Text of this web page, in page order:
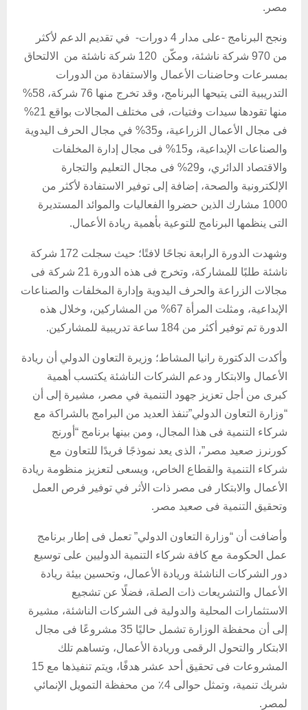
مصر.
ونجح البرنامج -على مدار 4 دورات- في تقديم الدعم لأكثر
من 970 شركة ناشئة، ومكّن 120 شركة ناشئة من الالتحاق
بمسرعات وحاضنات الأعمال والاستفادة من الدورات
التدريبية التى يتيحها البرنامج، وقد تخرج منها 76 شركة، 58%
منها تقودها سيدات وفتيات، فى مختلف المجالات بواقع 21%
فى مجال الأعمال الزراعية، و35% في مجال الحرف اليدوية
والصناعات الإبداعية، و15% فى مجال إدارة المخلفات
والاقتصاد الدائري، و29% فى مجال التعليم والتجارة
الإلكترونية والصحة، إضافة إلى توفير الاستفادة لأكثر من
1000 مشارك الذين حضروا الفعاليات والموائد المستديرة
التى ينظمها البرنامج للتوعية بأهمية ريادة الأعمال.
وشهدت الدورة الرابعة نجاحًا لافتًا؛ حيث سجلت 172 شركة
ناشئة طلبًا للمشاركة، وتخرج فى هذه الدورة 21 شركة فى
مجالات الزراعة والحرف اليدوية وإدارة المخلفات والصناعات
الإبداعية، ومثلت المرأة 67% من المشاركين، وخلال هذه
الدورة تم توفير أكثر من 184 ساعة تدريبية للمشاركين.
وأكدت الدكتورة رانيا المشاط؛ وزيرة التعاون الدولي أن ريادة
الأعمال والابتكار ودعم الشركات الناشئة يكتسب أهمية
كبرى من أجل تعزيز جهود التنمية في مصر، مشيرة إلى أن
“وزارة التعاون الدولي”تنفذ العديد من البرامج بالشراكة مع
شركاء التنمية فى هذا المجال، ومن بينها برنامج “أورنج
كورنرز صعيد مصر”، الذى يعد نموذجًا فريدًا للتعاون مع
شركاء التنمية والقطاع الخاص، ويسعى لتعزيز منظومة ريادة
الأعمال والابتكار فى مصر ذات الأثر في توفير فرص العمل
وتحقيق التنمية فى صعيد مصر.
وأضافت أن “وزارة التعاون الدولي” تعمل فى إطار برنامج
عمل الحكومة مع كافة شركاء التنمية الدوليين على توسيع
دور الشركات الناشئة وريادة الأعمال، وتحسين بيئة ريادة
الأعمال والتشريعات ذات الصلة، فضلًا عن تشجيع
الاستثمارات المحلية والدولية فى الشركات الناشئة، مشيرة
إلى أن محفظة الوزارة تشمل حاليًا 35 مشروعًا فى مجال
الابتكار والتحول الرقمى وريادة الأعمال، وتساهم تلك
المشروعات فى تحقيق أحد عشر هدفًا، ويتم تنفيذها مع 15
شريك تنمية، وتمثل حوالى 4٪ من محفظة التمويل الإنمائي
لمصر.